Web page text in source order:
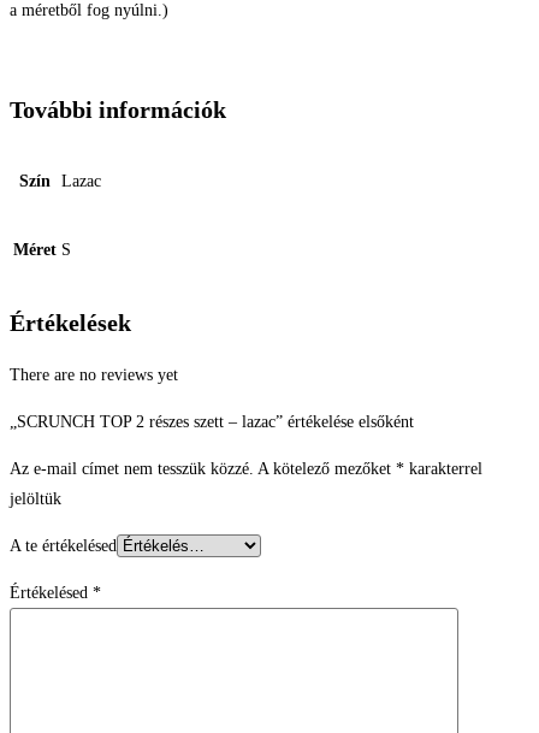
a méretből fog nyúlni.)
További információk
Szín Lazac
Méret S
Értékelések
There are no reviews yet
„SCRUNCH TOP 2 részes szett – lazac” értékelése elsőként
Az e-mail címet nem tesszük közzé. A kötelező mezőket * karakterrel
jelöltük
A te értékelésed
Értékelésed *